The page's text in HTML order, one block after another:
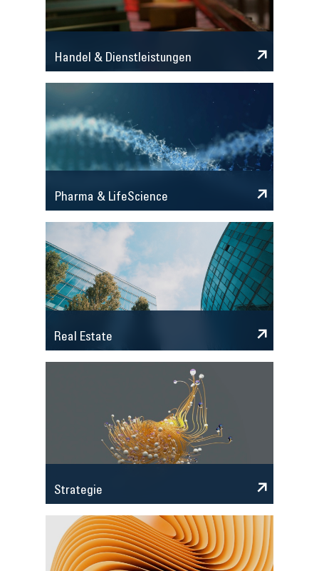
Handel & Dienstleistungen
Pharma & LifeScience
Real Estate
Strategie